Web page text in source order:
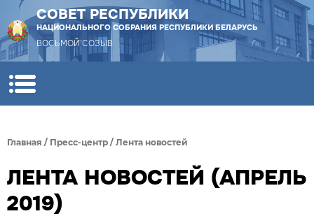
СОВЕТ РЕСПУБЛИКИ
НАЦИОНАЛЬНОГО СОБРАНИЯ РЕСПУБЛИКИ БЕЛАРУСЬ
ВОСЬМОЙ СОЗЫВ
Главная / Пресс-центр / Лента новостей
ЛЕНТА НОВОСТЕЙ (АПРЕЛЬ
2019)